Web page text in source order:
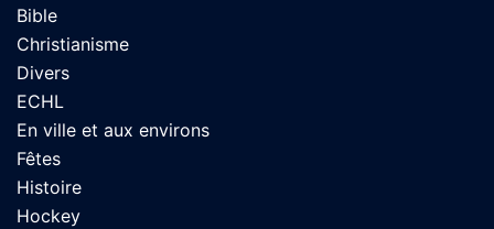
Bible
Christianisme
Divers
ECHL
En ville et aux environs
Fêtes
Histoire
Hockey